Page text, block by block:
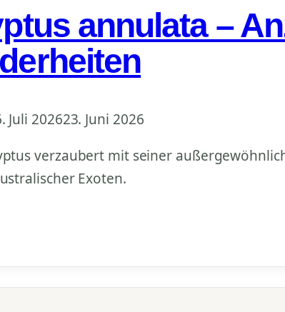
annulata –
Juli 202623. Juni 2026
verzaubert mit seiner
Exoten.